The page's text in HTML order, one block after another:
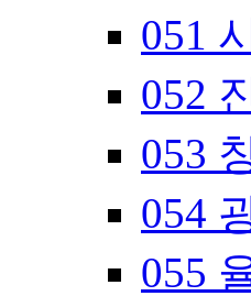
051
052
053
054
055